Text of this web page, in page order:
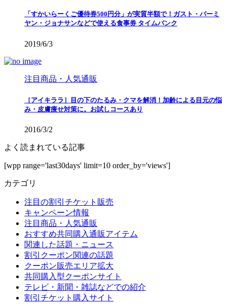
「すかいらーくご優待券500円分」が実質半額で！ガスト・バーミ
ヤン・ジョナサンなどで使える食事券 タイムバンク
2019/6/3
注目商品・人気通販
［アイキララ］目の下のたるみ・クマを解消！加齢による目元の悩
み・皮膚痩せ対策に。お試しコースあり
2016/3/2
よく読まれている記事
[wpp range='last30days' limit=10 order_by='views']
カテゴリ
注目の割引チケット販売
キャンペーン情報
注目商品・人気通販
おすすめ共同購入通販アイテム
関連した話題・ニュース
割引クーポン関連の話題
クーポン販売エリア拡大
共同購入型クーポンサイト
テレビ・新聞・雑誌などでの紹介
割引チケット購入サイト